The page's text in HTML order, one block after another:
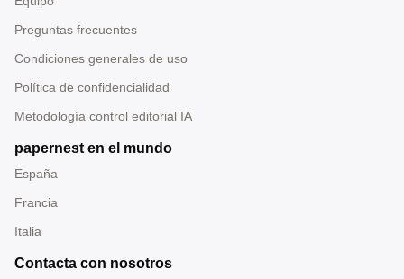
Preguntas frecuentes
Condiciones generales de uso
Política de confidencialidad
Metodología control editorial IA
papernest en el mundo
España
Francia
Italia
Contacta con nosotros